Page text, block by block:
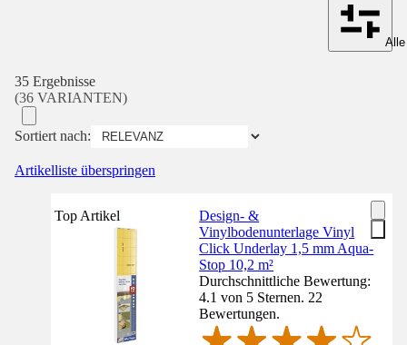
35 Ergebnisse
(36 VARIANTEN)
Sortiert nach:
Artikelliste überspringen
Top Artikel
Design- &
Vinylbodenunterlage Vinyl
Click Underlay 1,5 mm Aqua-
Stop 10,2 m²
Durchschnittliche Bewertung:
4.1 von 5 Sternen. 22
Bewertungen.